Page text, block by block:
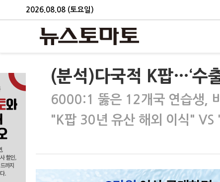
2026.08.08 (토요일)
(분석)다국적 K팝…‘수
6000:1 뚫은 12개국 연습생,
"K팝 30년 유산 해외 이식" VS